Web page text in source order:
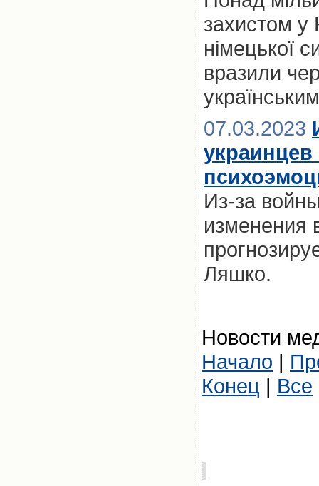
захистом у
німецької
вразили
07.03.2023
Из-за
изменения
Ляшко.
Новости
Начало |
Конец | Все